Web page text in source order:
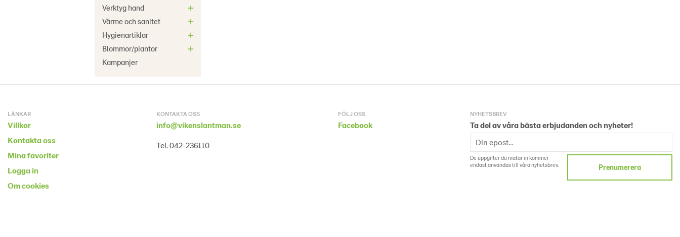
Verktyg hand
Värme och sanitet
Hygienartiklar
Blommor/plantor
Kampanjer
LÄNKAR
Villkor
Kontakta oss
Mina favoriter
Logga in
Om cookies
KONTAKTA OSS
info@vikenslantman.se
Tel. 042-236110
FÖLJ OSS
Facebook
NYHETSBREV
Ta del av våra bästa erbjudanden och nyheter!
De uppgifter du matar in kommer
endast användas till våra nyhetsbrev.
Prenumerera